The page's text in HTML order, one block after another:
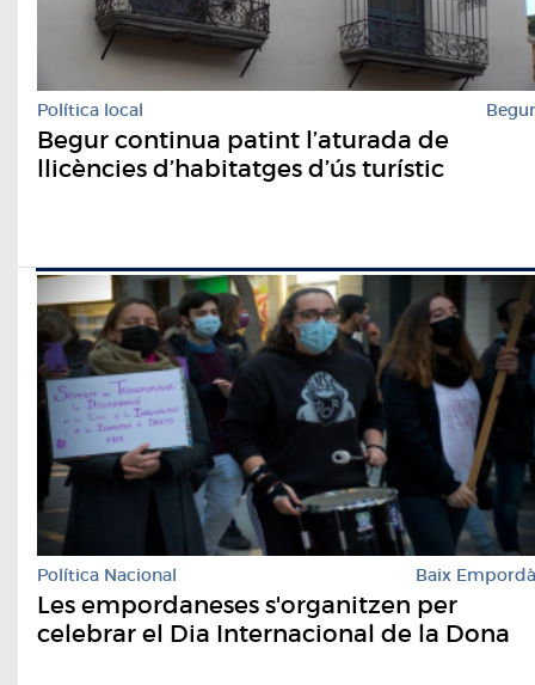
Política local Begur
Begur continua patint l’aturada de
llicències d’habitatges d’ús turístic
Política Nacional Baix Empordà
Les empordaneses s'organitzen per
celebrar el Dia Internacional de la Dona